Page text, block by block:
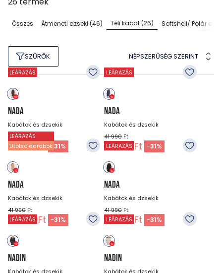
Összes Átmeneti dzseki (46) Téli kabát(26) Softshell/ Polár
SZŰRŐK NÉPSZERŰSÉG SZERINT
LEÁRAZÁS
NADA
Kabátok és dzsekik
41 990Ft
28 990Ft -31%
LEÁRAZÁS
NADA
Kabátok és dzsekik
41 990Ft
28 990 Ft -31%
LEÁRAZÁS
Utolsó darabok
NADA
Kabátok és dzsekik
41 990 Ft
28 990Ft -31%
LEÁRAZÁS
NADA
Kabátok és dzsekik
41 990Ft
28 990 Ft -31%
LEÁRAZÁS
NADIN
LEÁRAZÁS
NADIN